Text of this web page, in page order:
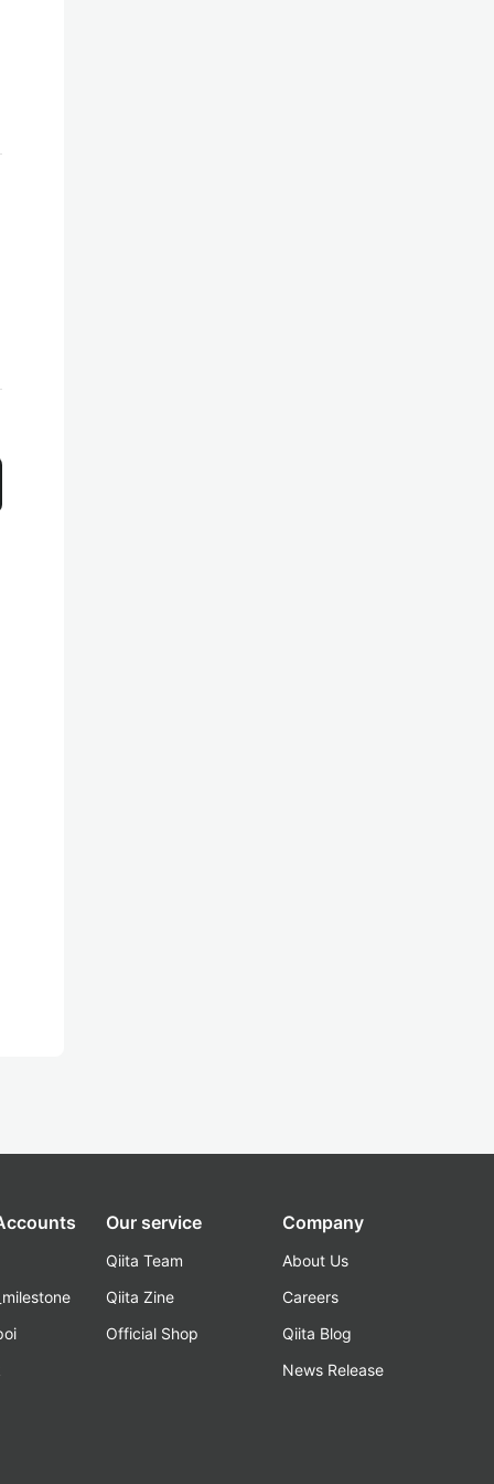
Our service
Qiita Team
Qiita Zine
Official Shop
Company
About Us
Careers
Qiita Blog
News Release